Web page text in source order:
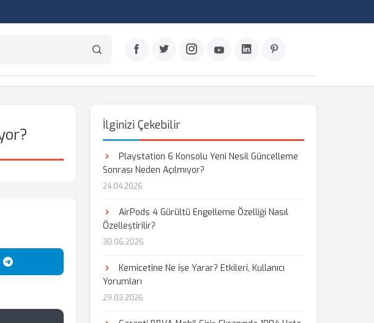
Telegram'da Paylaş
İlginizi Çekebilir
Playstation 6 Konsolu Yeni Nesil Güncelleme
Sonrası Neden Açılmıyor?
24.04.2026
AirPods 4 Gürültü Engelleme Özelliği Nasıl
Özelleştirilir?
30.06.2026
Kemicetine Ne işe Yarar? Etkileri, Kullanıcı
Yorumları
29.03.2026